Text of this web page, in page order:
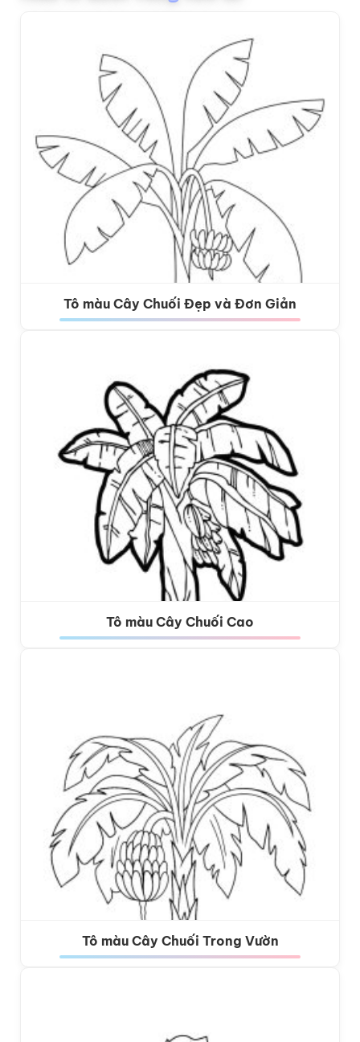
Tô màu Cây Chuối Đẹp và Đơn Giản
Tô màu Cây Chuối Cao
Tô màu Cây Chuối Trong Vườn